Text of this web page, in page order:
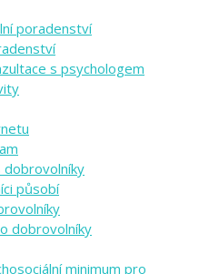
poradenství
s psychologem
dobrovolníky
působí
dobrovolníky
minimum pro